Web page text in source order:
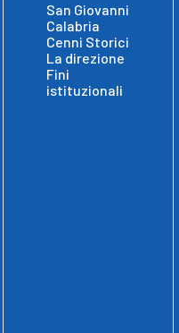
San Giovanni
Calabria
Cenni Storici
La direzione
Fini
istituzionali